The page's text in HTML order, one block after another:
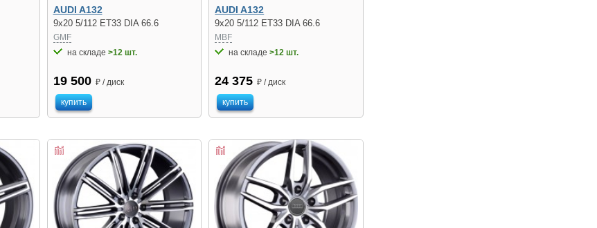
AUDI A132
9x20 5/112 ET33 DIA 66.6
GMF
на складе >12 шт.
19 500 ₽ / диск
купить
AUDI A132
9x20 5/112 ET33 DIA 66.6
MBF
на складе>12 шт.
24 375 ₽ / диск
купить